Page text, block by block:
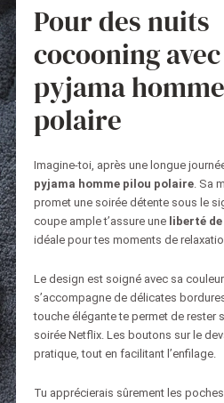
Pour des nuits
cocooning
pyjama
polaire
Imagine-toi, après une longue
pyjama homme pilou polaire. Sa
promet une soirée détente sous le
coupe ample t’assure une liberté
idéale pour tes moments de
Le design est soigné avec sa
s’accompagne de délicates
touche élégante te permet de rester
soirée Netflix. Les boutons sur le
pratique, tout en facilitant l’enfilage.
Tu apprécierais sûrement les